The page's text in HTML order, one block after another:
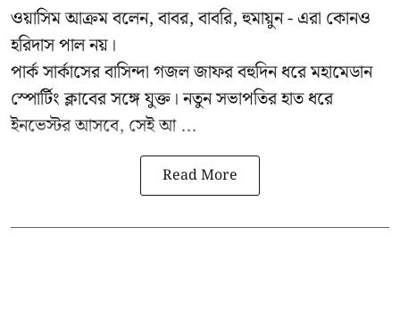
ওয়াসিম আক্রম বলেন, বাবর, বাবরি, হুমায়ুন - এরা কোনও
হরিদাস পাল নয়।
পার্ক সার্কাসের বাসিন্দা গজল জাফর বহুদিন ধরে মহামেডান
স্পোর্টিং ক্লাবের সঙ্গে যুক্ত। নতুন সভাপতির হাত ধরে
ইনভেস্টর আসবে, সেই আ ...
Read More